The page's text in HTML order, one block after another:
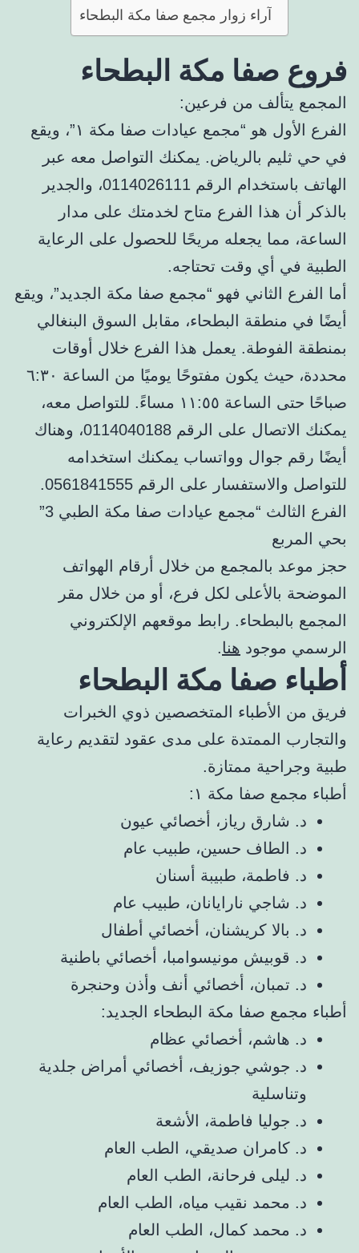
آراء زوار مجمع صفا مكة البطحاء
فروع صفا مكة البطحاء
المجمع يتألف من فرعين:
الفرع الأول هو “مجمع عيادات صفا مكة ١”، ويقع
في حي ثليم بالرياض. يمكنك التواصل معه عبر
الهاتف باستخدام الرقم 0114026111، والجدير
بالذكر أن هذا الفرع متاح لخدمتك على مدار
الساعة، مما يجعله مريحًا للحصول على الرعاية
الطبية في أي وقت تحتاجه.
أما الفرع الثاني فهو “مجمع صفا مكة الجديد”، ويقع
أيضًا في منطقة البطحاء، مقابل السوق البنغالي
بمنطقة الفوطة. يعمل هذا الفرع خلال أوقات
محددة، حيث يكون مفتوحًا يوميًا من الساعة ٦:٣٠
صباحًا حتى الساعة ١١:٥٥ مساءً. للتواصل معه،
يمكنك الاتصال على الرقم 0114040188، وهناك
أيضًا رقم جوال وواتساب يمكنك استخدامه
للتواصل والاستفسار على الرقم 0561841555.
الفرع الثالث “مجمع عيادات صفا مكة الطبي 3”
بحي المربع
حجز موعد بالمجمع من خلال أرقام الهواتف
الموضحة بالأعلى لكل فرع، أو من خلال مقر
المجمع بالبطحاء. رابط موقعهم الإلكتروني
الرسمي موجود هنا.
أطباء صفا مكة البطحاء
فريق من الأطباء المتخصصين ذوي الخبرات
والتجارب الممتدة على مدى عقود لتقديم رعاية
طبية وجراحية ممتازة.
أطباء مجمع صفا مكة ١:
د. شارق رياز، أخصائي عيون
د. الطاف حسين، طبيب عام
د. فاطمة، طبيبة أسنان
د. شاجي نارايانان، طبيب عام
د. بالا كريشنان، أخصائي أطفال
د. قوبيش مونيسوامبا، أخصائي باطنية
د. تمبان، أخصائي أنف وأذن وحنجرة
أطباء مجمع صفا مكة البطحاء الجديد:
د. هاشم، أخصائي عظام
د. جوشي جوزيف، أخصائي أمراض جلدية
وتناسلية
د. جوليا فاطمة، الأشعة
د. كامران صديقي، الطب العام
د. ليلى فرحانة، الطب العام
د. محمد نقيب مياه، الطب العام
د. محمد كمال، الطب العام